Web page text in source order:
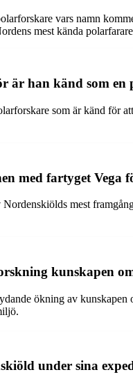
vars namn
mest kända
är han känd som en
som är känd för
med fartyget
mest
kunskapen
ökning av
under sina